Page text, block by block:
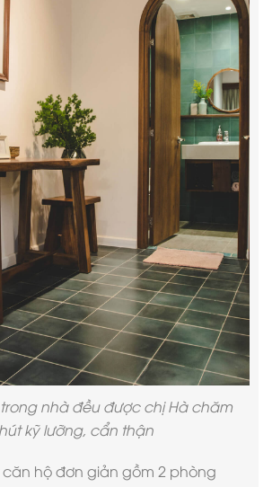
nhà đều được chị Hà chăm
kỹ lưỡng, cẩn thận
căn hộđơn giản gồm 2 phòng